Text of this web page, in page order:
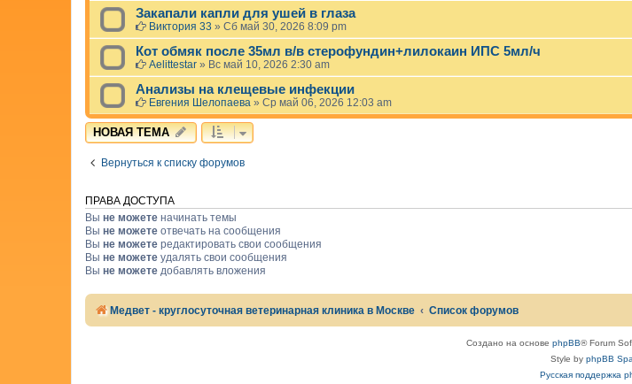
Закапали капли для ушей в глаза
Виктория 33 » Сб май 30, 2026 8:09 pm
Кот обмяк после 35мл в/в стерофундин+лилокаин ИПС 5мл/ч
Aelittestar » Вс май 10, 2026 2:30 am
Анализы на клещевые инфекции
Евгения Шелопаева » Ср май 06, 2026 12:03 am
НОВАЯ ТЕМА
Вернуться к списку форумов
ПРАВА ДОСТУПА
Вы не можете начинать темы
Вы не можете отвечать на сообщения
Вы не можете редактировать свои сообщения
Вы не можете удалять свои сообщения
Вы не можете добавлять вложения
Медвет - круглосуточная ветеринарная клиника в Москве Список форумов
Создано на основе phpBB® Forum
Style by phpBB
Русская поддержка